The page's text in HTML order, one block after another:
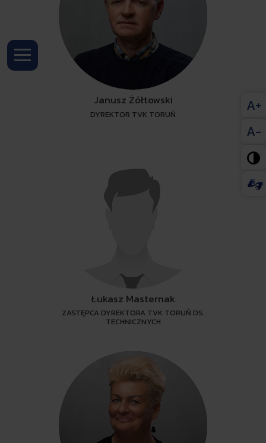
A+
A-

Janusz Żółtowski
DYREKTOR TVK TORUŃ
Łukasz Masternak
ZASTĘPCA DYREKTORA TVK TORUŃ DS.
TECHNICZNYCH